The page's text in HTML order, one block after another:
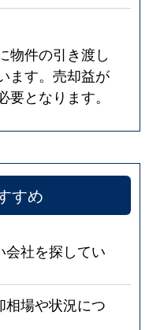
物件の引き渡し
ます。売却益が
となります。
すめ
会社を探してい
相場や状況につ